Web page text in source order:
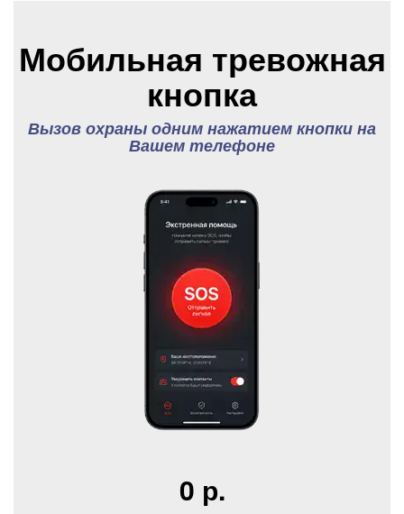
Мобильная тревожная
кнопка
Вызов охраны одним нажатием кнопки на
Вашем телефоне
0 р.